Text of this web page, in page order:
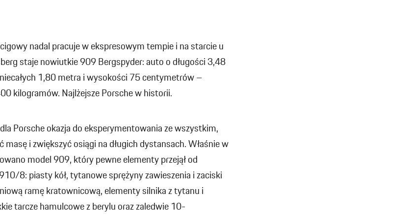
nadal pracuje w ekspresowym tempie i na starcie u
staje nowiutkie 909 Bergspyder: auto o długości 3,48
1,80 metra i wysokości 75 centymetrów –
kilogramów. Najlżejsze Porsche w historii.
Porsche okazja do eksperymentowania ze wszystkim,
masę i zwiększyć osiągi na długich dystansach. Właśnie w
model 909, który pewne elementy przejął od
8: piasty kół, tytanowe sprężyny zawieszenia i zaciski
ramę kratownicową, elementy silnika z tytanu i
tarcze hamulcowe z berylu oraz zaledwie 10-